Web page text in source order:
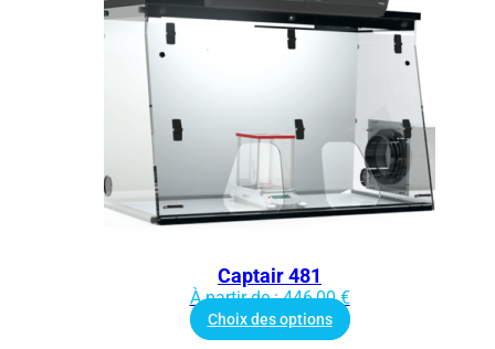
Captair 481
À partir de :446,00€
Choix des options